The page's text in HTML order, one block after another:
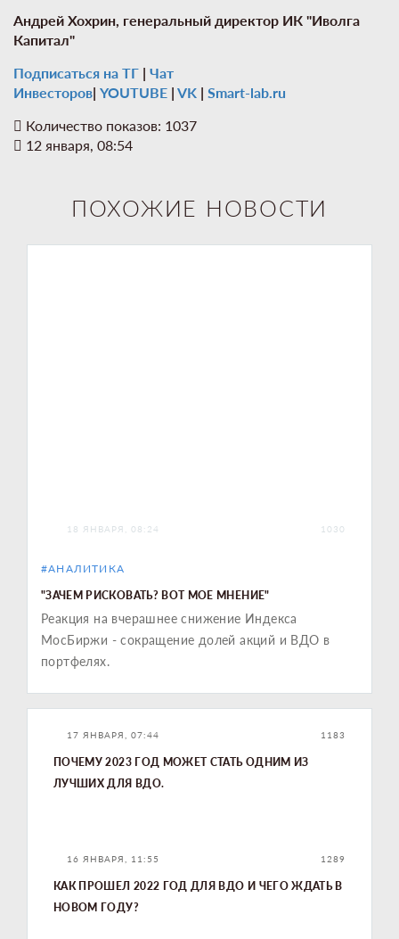
Андрей Хохрин, генеральный директор ИК "Иволга
Капитал"
Подписаться на ТГ | Чат
Инвесторов| YOUTUBE | VK | Smart-lab.ru
Количество показов: 1037
12 января, 08:54
ПОХОЖИЕ НОВОСТИ
#АНАЛИТИКА
"ЗАЧЕМ РИСКОВАТЬ? ВОТ МОЕ МНЕНИЕ"
Реакция на вчерашнее снижение Индекса
МосБиржи - сокращение долей акций и ВДО в
портфелях.
18 ЯНВАРЯ, 08:24 1030
17 ЯНВАРЯ, 07:44 1183
ПОЧЕМУ 2023 ГОД МОЖЕТ СТАТЬ ОДНИМ ИЗ
ЛУЧШИХ ДЛЯ ВДО.
16 ЯНВАРЯ, 11:55 1289
КАК ПРОШЕЛ 2022 ГОД ДЛЯ ВДО И ЧЕГО ЖДАТЬ В
НОВОМ ГОДУ?